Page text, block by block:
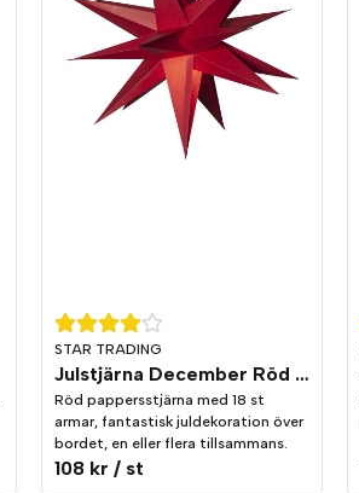
STAR TRADING
Julstjärna December Röd 35cm
Röd pappersstjärna med 18 st
armar, fantastisk juldekoration över
bordet, en eller flera tillsammans.
108 kr / st